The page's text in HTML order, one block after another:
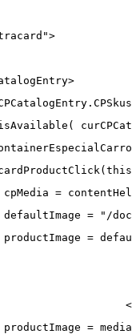
=
= "/
productImage =
productImage =